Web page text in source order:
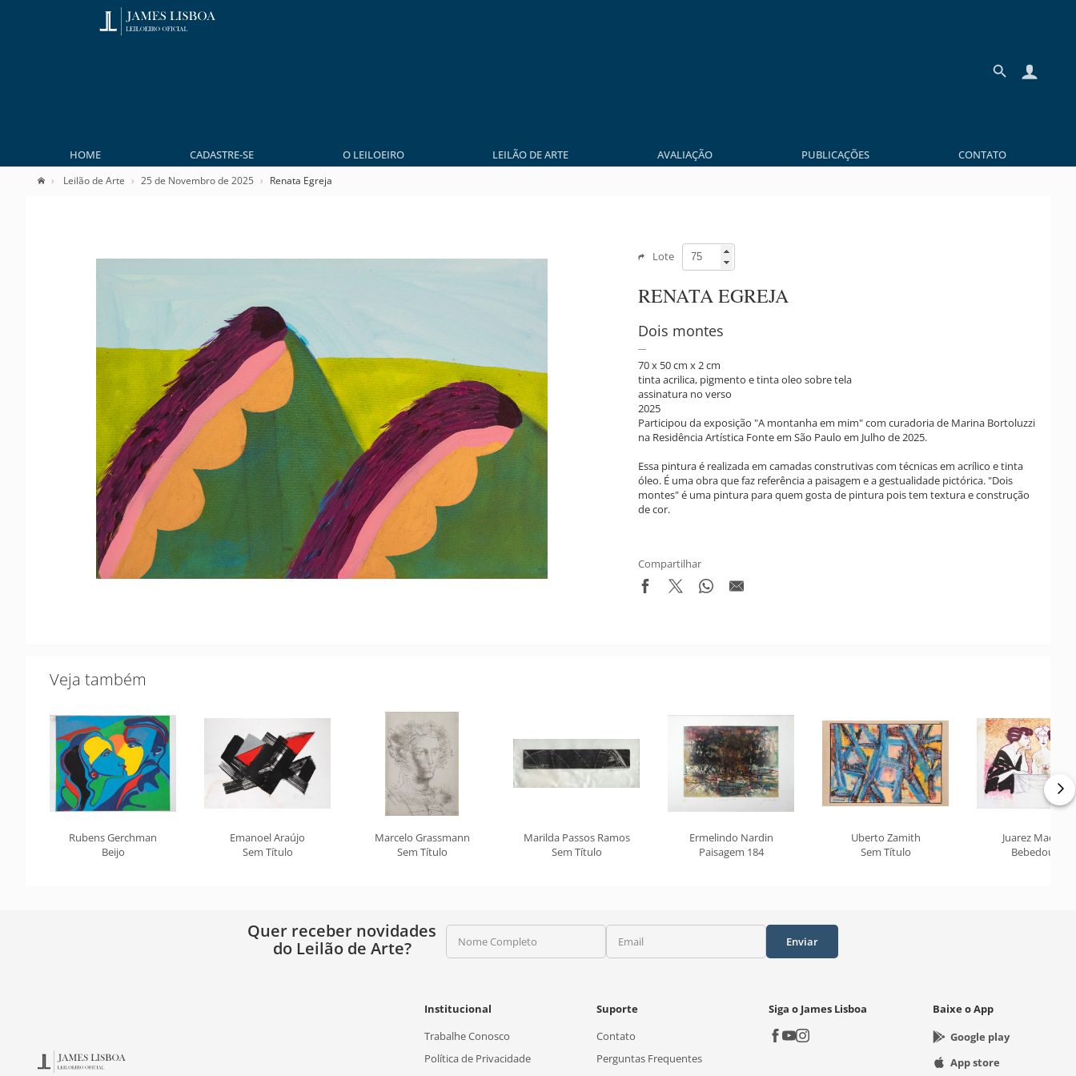
HOME CADASTRE-SE O LEILOEIRO LEILÃO DE ARTE AVALIAÇÃO PUBLICAÇÕES CONTATO
Leilão de Arte 25 de Novembro de 2025 Renata Egreja
Lote
RENATA EGREJA
Dois montes
70 x 50 cm x 2 cm
tinta acrilica, pigmento e tinta oleo sobre tela
assinatura no verso
2025
Participou da exposição "A montanha em mim" com curadoria de Marina Bortoluzzi
na Residência Artística Fonte em São Paulo em Julho de 2025.
Essa pintura é realizada em camadas construtivas com técnicas em acrílico e tinta
óleo. É uma obra que faz referência a paisagem e a gestualidade pictórica. "Dois
montes" é uma pintura para quem gosta de pintura pois tem textura e construção
de cor.
Compartilhar
Veja também
Rubens Gerchman
Beijo
Emanoel Araújo
Sem Título
Marcelo Grassmann
Sem Título
Marilda Passos Ramos
Sem Título
Ermelindo Nardin
Paisagem 184
Uberto Zamith
Sem Título
Juarez
Bebedouras
Quer receber novidades
do Leilão de Arte?
Nome Completo Email Enviar
Institucional
Trabalhe Conosco
Política de Privacidade
Suporte
Contato
Perguntas Frequentes
Siga o James Lisboa
Baixe o App
Google play
App store